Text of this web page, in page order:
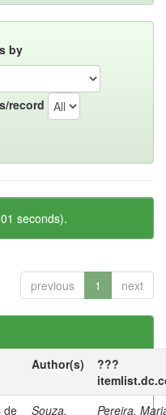
by
record
seconds).
previous 1 next
Author(s)
???
de Souza, Pereira,